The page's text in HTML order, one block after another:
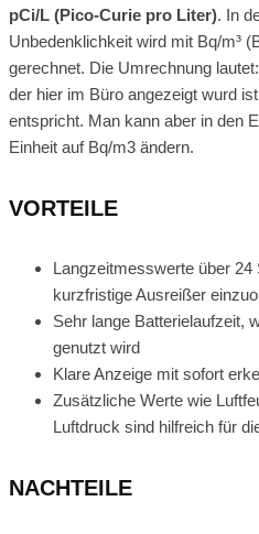
pCi/L (Pico-Curie pro Liter). In
Unbedenklichkeit wird mit Bq/m³
gerechnet. Die Umrechnung lautet:
der hier im Büro angezeigt wurd ist
entspricht. Man kann aber in den
Einheit auf Bq/m3 ändern.
VORTEILE
Langzeitmesswerte über 24
kurzfristige Ausreißer
Sehr lange Batterielaufzeit,
genutzt wird
Klare Anzeige mit sofort
Zusätzliche Werte wie
Luftdruck sind hilfreich für
NACHTEILE